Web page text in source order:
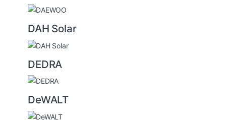
DAH Solar
DEDRA
DeWALT